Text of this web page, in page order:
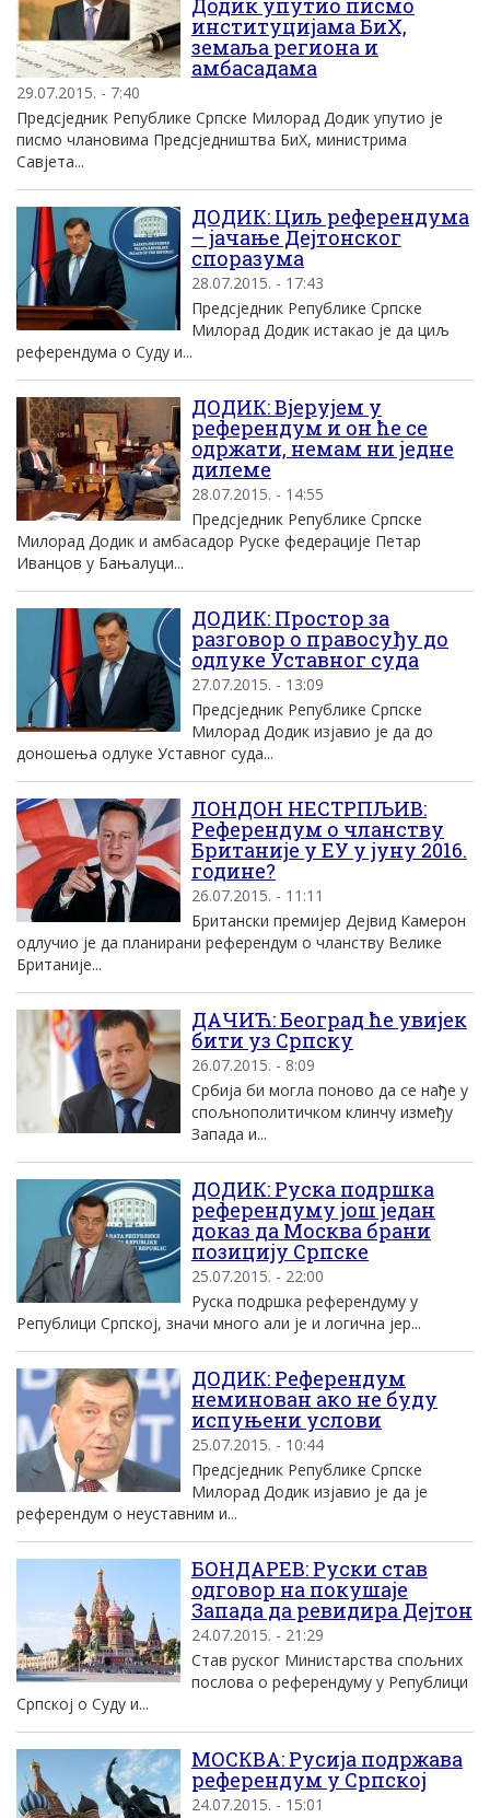
Додик упутио писмо
институцијама БиХ,
земаља региона и
амбасадама
29.07.2015. - 7:40
Предсједник Републике Српске Милорад Додик упутио је
писмо члановима Предсједништва БиХ, министрима
Савјета...
ДОДИК: Циљ референдума
– јачање Дејтонског
споразума
28.07.2015. - 17:43
Предсједник Републике Српске
Милорад Додик истакао је да циљ
референдума о Суду и...
ДОДИК: Вјерујем у
референдум и он ће се
одржати, немам ни једне
дилеме
28.07.2015. - 14:55
Предсједник Републике Српске
Милорад Додик и амбасадор Руске федерације Петар
Иванцов у Бањалуци...
ДОДИК: Простор за
разговор о правосуђу до
одлуке Уставног суда
27.07.2015. - 13:09
Предсједник Републике Српске
Милорад Додик изјавио је да до
доношења одлуке Уставног суда...
ЛОНДОН НЕСТРПЉИВ:
Референдум о чланству
Британије у ЕУ у јуну 2016.
године?
26.07.2015. - 11:11
Британски премијер Дејвид Камерон
одлучио је да планирани референдум о чланству Велике
Британије...
ДАЧИЋ: Београд ће увијек
бити уз Српску
26.07.2015. - 8:09
Србија би могла поново да се нађе у
спољнополитичком клинчу између
Запада и...
ДОДИК: Руска подршка
референдуму још један
доказ да Москва брани
позицију Српске
25.07.2015. - 22:00
Руска подршка референдуму у
Републици Српској, значи много али је и логична јер...
ДОДИК: Референдум
неминован ако не буду
испуњени услови
25.07.2015. - 10:44
Предсједник Републике Српске
Милорад Додик изјавио је да је
референдум о неуставним и...
БОНДАРЕВ: Руски став
одговор на покушаје
Запада да ревидира Дејтон
24.07.2015. - 21:29
Став руског Министарства спољних
послова о референдуму у Републици
Српској о Суду и...
МОСКВА: Русија подржава
референдум у Српској
24.07.2015. - 15:01